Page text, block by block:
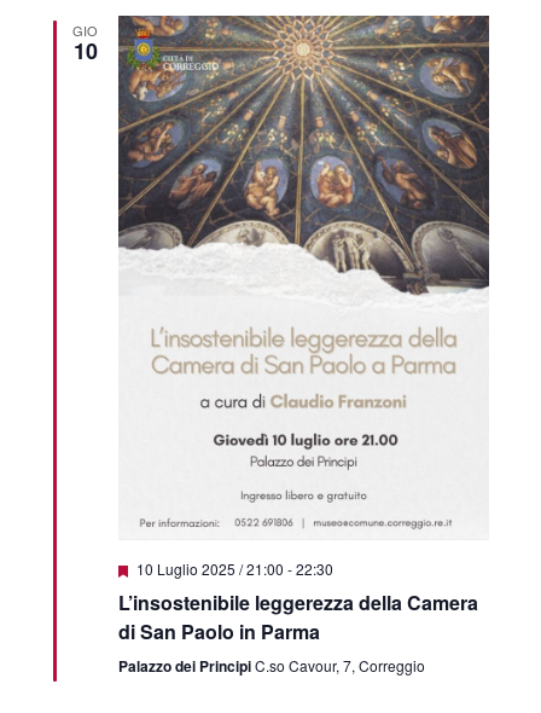
GIO
10
Featured
10 Luglio 2025 / 21:00 -22:30
L’insostenibile leggerezza della Camera
di San Paolo in Parma
Palazzo dei PrincipiC.so Cavour, 7, Correggio